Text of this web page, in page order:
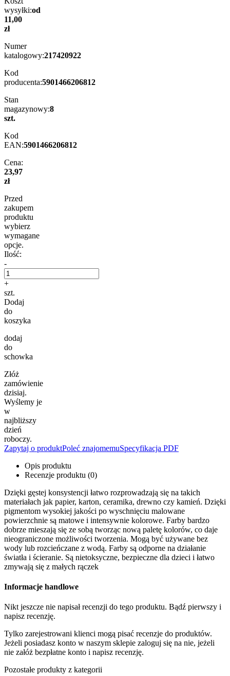
wysyłki:od
11,00
zł
Numer
katalogowy:217420922
Kod
producenta:5901466206812
Stan
magazynowy:8
szt.
Kod
EAN:5901466206812
Cena:
23,97
zł
Przed
zakupem
produktu
wybierz
wymagane
opcje.
Ilość:
-
+
szt.
Dodaj
do
koszyka
dodaj
do
schowka
Złóż
zamówienie
dzisiaj.
Wyślemy je
w
najbliższy
dzień
roboczy.
Zapytaj o produktPoleć znajomemuSpecyfikacja PDF
Opis produktu
Recenzje produktu (0)
Dzięki gęstej konsystencji łatwo rozprowadzają się na takich
materiałach jak papier, karton, ceramika, drewno czy kamień. Dzięki
pigmentom wysokiej jakości po wyschnięciu malowane
powierzchnie są matowe i intensywnie kolorowe. Farby bardzo
dobrze mieszają się ze sobą tworząc nową paletę kolorów, co daje
nieograniczone możliwości tworzenia. Mogą być używane bez
wody lub rozcieńczane z wodą. Farby są odporne na działanie
światła i ścieranie. Są nietoksyczne, bezpieczne dla dzieci i łatwo
zmywają się z małych rączek
Informacje handlowe
Nikt jeszcze nie napisał recenzji do tego produktu. Bądź pierwszy i
napisz recenzję.
Tylko zarejestrowani klienci mogą pisać recenzje do produktów.
Jeżeli posiadasz konto w naszym sklepie zaloguj się na nie, jeżeli
nie załóż bezpłatne konto i napisz recenzję.
Pozostałe produkty z kategorii